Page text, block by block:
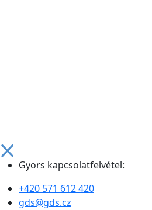
Gyors kapcsolatfelvétel:
+420 571 612 420
gds@gds.cz